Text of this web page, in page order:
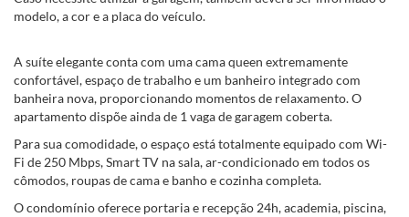
modelo, a cor e a placa do veículo.
A suíte elegante conta com uma cama queen extremamente
confortável, espaço de trabalho e um banheiro integrado com
banheira nova, proporcionando momentos de relaxamento. O
apartamento dispõe ainda de 1 vaga de garagem coberta.
Para sua comodidade, o espaço está totalmente equipado com Wi-
Fi de 250 Mbps, Smart TV na sala, ar-condicionado em todos os
cômodos, roupas de cama e banho e cozinha completa.
O condomínio oferece portaria e recepção 24h, academia, piscina,